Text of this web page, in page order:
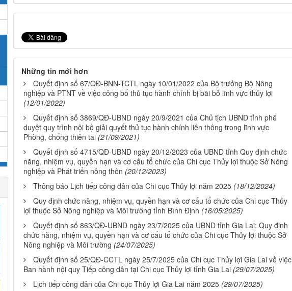
Những tin mới hơn
Quyết định số 67/QĐ-BNN-TCTL ngày 10/01/2022 của Bộ trưởng Bộ Nông
nghiệp và PTNT về việc công bố thủ tục hành chính bị bãi bỏ lĩnh vực thủy lợi
(12/01/2022)
Quyết định số 3869/QĐ-UBND ngày 20/9/2021 của Chủ tịch UBND tỉnh phê
duyệt quy trình nội bộ giải quyết thủ tục hành chính liên thông trong lĩnh vực
Phòng, chống thiên tai (21/09/2021)
Quyết định số 4715/QĐ-UBND ngày 20/12/2023 của UBND tỉnh Quy định chức
năng, nhiệm vụ, quyền hạn và cơ cấu tổ chức của Chi cục Thủy lợi thuộc Sở Nông
nghiệp và Phát triển nông thôn (20/12/2023)
Thông báo Lịch tiếp công dân của Chi cục Thủy lợi năm 2025 (18/12/2024)
Quy định chức năng, nhiệm vụ, quyền hạn và cơ cấu tổ chức của Chi cục Thủy
lợi thuộc Sở Nông nghiệp và Môi trường tỉnh Bình Định (16/05/2025)
Quyết định số 863/QĐ-UBND ngày 23/7/2025 của UBND tỉnh Gia Lai: Quy định
chức năng, nhiệm vụ, quyền hạn và cơ cấu tổ chức của Chi cục Thủy lợi thuộc Sở
Nông nghiệp và Môi trường (24/07/2025)
Quyết định số 25/QĐ-CCTL ngày 25/7/2025 của Chi cục Thủy lợi Gia Lai về việc
Ban hành nội quy Tiếp công dân tại Chi cục Thủy lợi tỉnh Gia Lai (29/07/2025)
Lịch tiếp công dân của Chi cục Thủy lợi Gia Lai năm 2025 (29/07/2025)